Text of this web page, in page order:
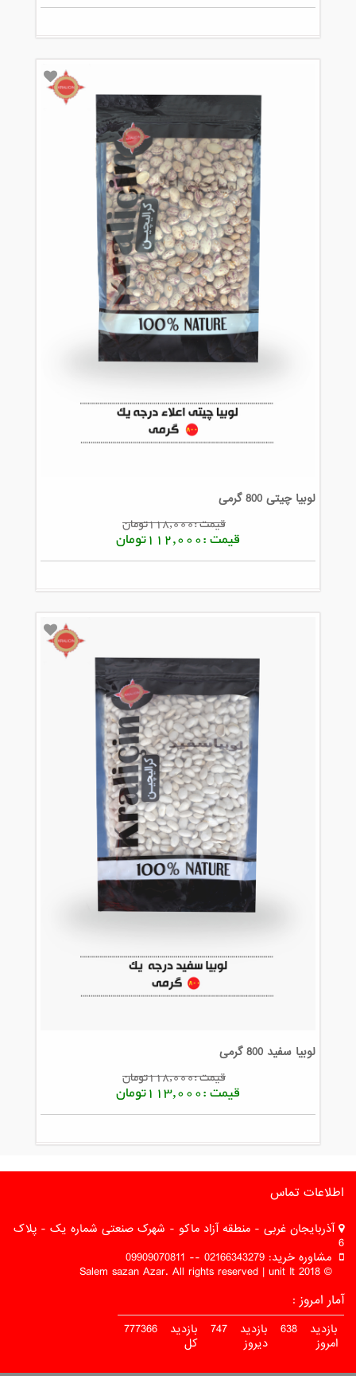
لوبیا چیتی 800 گرمی
قیمت :118,000تومان
قیمت :112,000تومان
لوبیا سفید 800 گرمی
قیمت :118,000تومان
قیمت :113,000تومان
اطلاعات تماس
آذربایجان غربی - منطقه آزاد ماکو - شهرک صنعتی شماره یک - پلاک
6
مشاوره خرید: 02166343279 -- 09909070811
© 2018 Salem sazan Azar. All rights reserved | unit It
آمار امروز :
بازدید
امروز
638
بازدید
دیروز
747
بازدید
کل
777366